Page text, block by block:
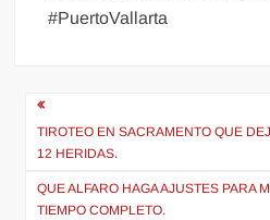
#PuertoVallarta
Navegación
de
entradas
TIROTEO EN SACRAMENTO QUE
12 HERIDAS.
QUE ALFARO HAGA AJUSTES PARA
TIEMPO COMPLETO.